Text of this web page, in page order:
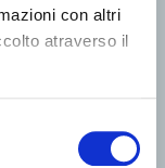
con altri
atraverso il